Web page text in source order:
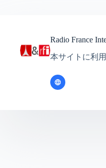
Radio France
本サイトに利